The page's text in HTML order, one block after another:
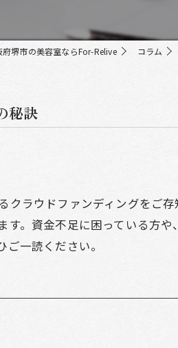
府堺市の美容室ならFor-Relive コラム
秘訣
ラウドファンディングをご
。資金不足に困っている方
一読ください。